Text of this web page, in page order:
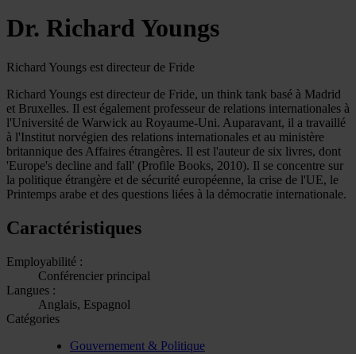
Dr. Richard Youngs
Richard Youngs est directeur de Fride
Richard Youngs est directeur de Fride, un think tank basé à Madrid
et Bruxelles. Il est également professeur de relations internationales à
l'Université de Warwick au Royaume-Uni. Auparavant, il a travaillé
à l'Institut norvégien des relations internationales et au ministère
britannique des Affaires étrangères. Il est l'auteur de six livres, dont
'Europe's decline and fall' (Profile Books, 2010). Il se concentre sur
la politique étrangère et de sécurité européenne, la crise de l'UE, le
Printemps arabe et des questions liées à la démocratie internationale.
Caractéristiques
Employabilité :
Conférencier principal
Langues :
Anglais, Espagnol
Catégories
Gouvernement & Politique